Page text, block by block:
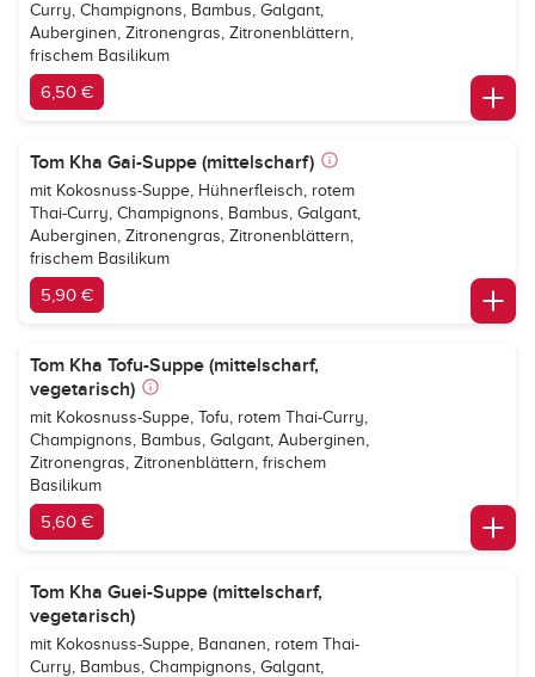
Curry, Champignons, Bambus, Galgant,
Auberginen, Zitronengras, Zitronenblättern,
frischem Basilikum
6,50 €
Tom Kha Gai-Suppe (mittelscharf)
mit Kokosnuss-Suppe, Hühnerfleisch, rotem
Thai-Curry, Champignons, Bambus, Galgant,
Auberginen, Zitronengras, Zitronenblättern,
frischem Basilikum
5,90 €
Tom Kha Tofu-Suppe (mittelscharf,
vegetarisch)
mit Kokosnuss-Suppe, Tofu, rotem Thai-Curry,
Champignons, Bambus, Galgant, Auberginen,
Zitronengras, Zitronenblättern, frischem
Basilikum
5,60 €
Tom Kha Guei-Suppe (mittelscharf,
vegetarisch)
mit Kokosnuss-Suppe, Bananen, rotem Thai-
Curry, Bambus, Champignons, Galgant,